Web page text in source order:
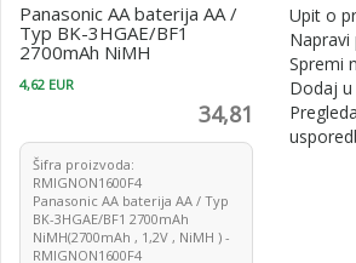
Panasonic AA baterija AA /
Typ BK-3HGAE/BF1
2700mAh NiMH
4,62 EUR
34,81
Šifra proizvoda:
RMIGNON1600F4
Panasonic AA baterija AA / Typ
BK-3HGAE/BF1 2700mAh
NiMH(2700mAh , 1,2V , NiMH ) -
RMIGNON1600F4
Upit o
Napravi
Spremi
Dodaj